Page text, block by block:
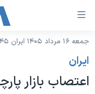
لینکهای
دسترسی
جهش
محتوای
نسخه سبک وب‌سایت
موضوع ها
جمعه ۱۶ مرداد ۱۴۰۵ ایران ۱۳:۴۵
ايران
اعتصاب بازار